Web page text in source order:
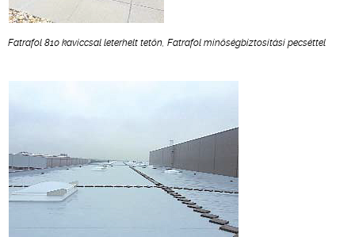
Fatrafol 810 kaviccsal leterhelt tetőn, Fatrafol minőségbiztosítási pecséttel